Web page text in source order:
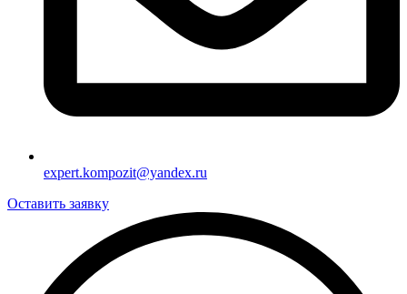
expert.kompozit@yandex.ru
Оставить заявку